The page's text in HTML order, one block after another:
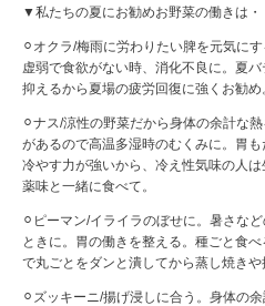
▼私たちの夏にお勧めお野菜の働きは・
⚪︎オクラ/梅雨に労わりたい脾を元気に
虚弱で食欲がない時、消化不良に。夏
抑えるから夏場の疲労回復に強くお勧め
⚪︎ナス/涼性の野菜だから身体の余計な
があるので高温多湿時のむくみに。胃
冷やす力が強いから、冷え性気味の人
薬味と一緒に食べて。
⚪︎ピーマン/イライラのぼせに。暑さな
ときに。胃の働きを整える。種ごと食
で丸ごとをダンと潰してから蒸し焼きや
⚪︎ズッキーニ/揚げ浸しに合う。身体の